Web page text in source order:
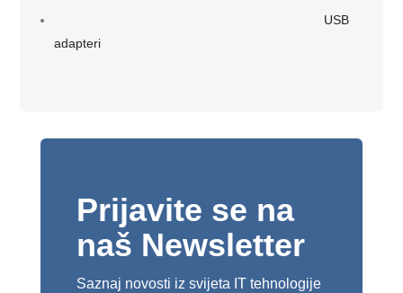
USB
adapteri
Prijavite se na
naš Newsletter
Saznaj novosti iz svijeta IT tehnologije